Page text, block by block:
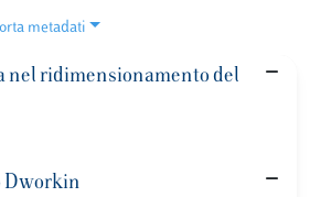
metadati
nel ridimensionamento del
Dworkin